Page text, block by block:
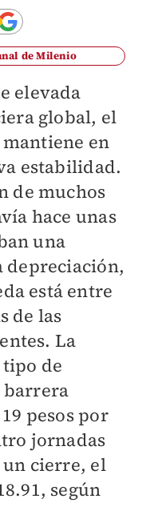
de Milenio
elevada
global, el
en
estabilidad.
de muchos
hace unas
una
depreciación,
está entre
de las
La
tipo de
pesos por
jornadas
un cierre, el
según